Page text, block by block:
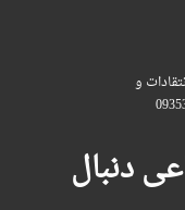
دنبال